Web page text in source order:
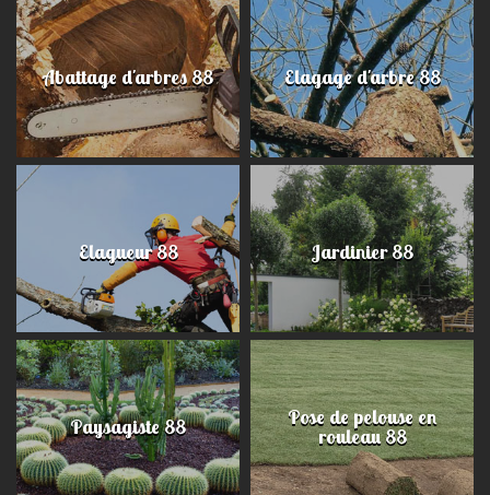
Abattage d'arbres 88 Elagage d'arbre 88
Elagueur 88 Jardinier 88
Paysagiste 88 Pose de pelouse en
rouleau 88